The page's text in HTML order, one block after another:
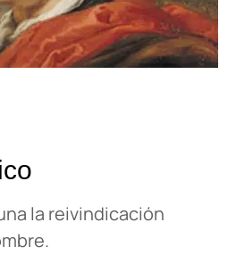
la reivindicación